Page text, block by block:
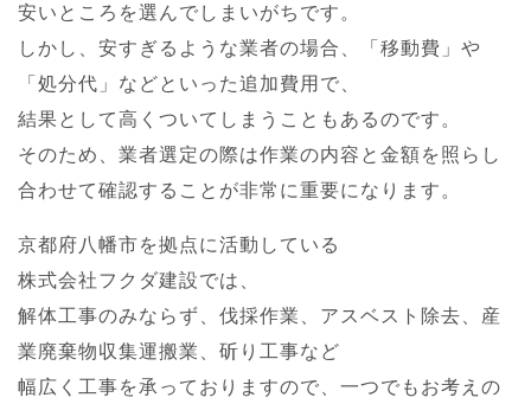
安いところを選んでしまいがちです。
しかし、安すぎるような業者の場合、「移動費」や
「処分代」などといった追加費用で、
結果として高くついてしまうこともあるのです。
そのため、業者選定の際は作業の内容と金額を照らし
合わせて確認することが非常に重要になります。
京都府八幡市を拠点に活動している
株式会社フクダ建設では、
解体工事のみならず、伐採作業、アスベスト除去、産
業廃棄物収集運搬業、斫り工事など
幅広く工事を承っておりますので、一つでもお考えの